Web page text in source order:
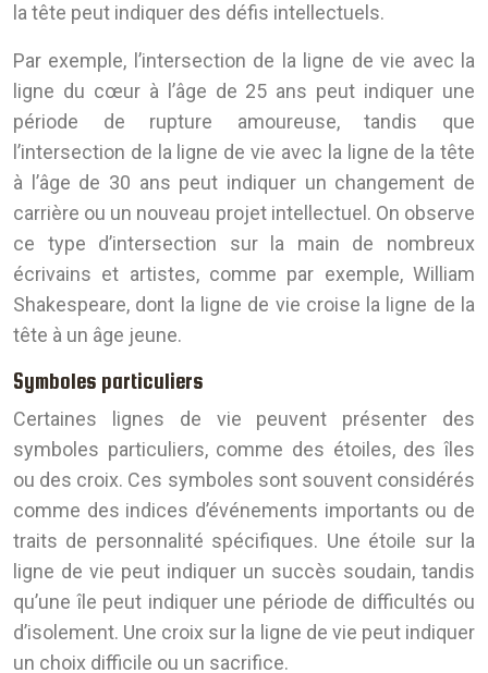
la tête peut indiquer des défis intellectuels.
Par exemple, l’intersection de la ligne de vie avec la
ligne du cœur à l’âge de 25 ans peut indiquer une
période de rupture amoureuse, tandis que
l’intersection de la ligne de vie avec la ligne de la tête
à l’âge de 30 ans peut indiquer un changement de
carrière ou un nouveau projet intellectuel. On observe
ce type d’intersection sur la main de nombreux
écrivains et artistes, comme par exemple, William
Shakespeare, dont la ligne de vie croise la ligne de la
tête à un âge jeune.
Symboles particuliers
Certaines lignes de vie peuvent présenter des
symboles particuliers, comme des étoiles, des îles
ou des croix. Ces symboles sont souvent considérés
comme des indices d’événements importants ou de
traits de personnalité spécifiques. Une étoile sur la
ligne de vie peut indiquer un succès soudain, tandis
qu’une île peut indiquer une période de difficultés ou
d’isolement. Une croix sur la ligne de vie peut indiquer
un choix difficile ou un sacrifice.